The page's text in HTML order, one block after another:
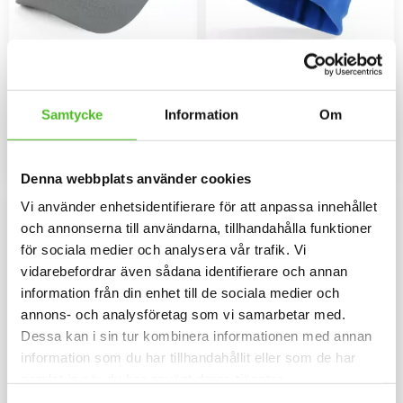
Samtycke Information Om
Denna webbplats använder cookies
Vi använder enhetsidentifierare för att anpassa innehållet
och annonserna till användarna, tillhandahålla funktioner
för sociala medier och analysera vår trafik. Vi
vidarebefordrar även sådana identifierare och annan
information från din enhet till de sociala medier och
annons- och analysföretag som vi samarbetar med.
Dessa kan i sin tur kombinera informationen med annan
information som du har tillhandahållit eller som de har
Keps i borstad bomullstwill med
kardborrespänne och med ett
159
Mössa med Rottweiler
Mössa i bomullspandex med ett
Mössan finns i flera färger.